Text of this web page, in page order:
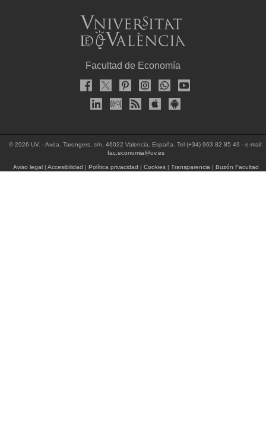
Facultad de Economía
© 2026 UV. - Avda. Tarongers, s/n. 46022 Valencia. España. Tel (+34) 963 82 85 49 - e-mail:
fac.economia@uv.es
Aviso legal| Accesibilidad | Política privacidad | Cookies| Transparencia | Buzón Facultad